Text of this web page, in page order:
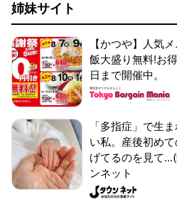
姉妹サイト
【かつや】人気
飯大盛り無料!お
日まで開催中。
「多指症」で生
い私。産後初め
げてるのを見て
ンネット